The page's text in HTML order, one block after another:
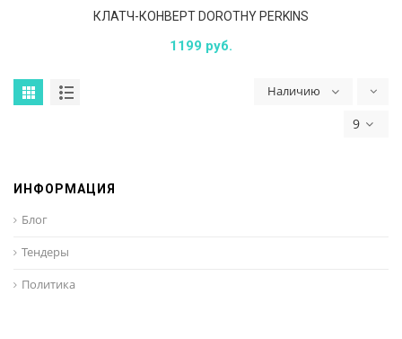
КЛАТЧ-КОНВЕРТ DOROTHY PERKINS
1199 руб.
Наличию
9
ИНФОРМАЦИЯ
Блог
Тендеры
Политика